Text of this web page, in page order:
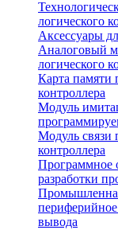
логического
Аксессуары
Аналоговый
логического
Карта памяти
контроллера
Модуль
Модуль связи
контроллера
Программное
разработки
вывода